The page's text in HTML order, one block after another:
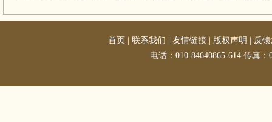
首页 联系我们 友情链接 版权声明
反
电话：010-84640865-614 传真